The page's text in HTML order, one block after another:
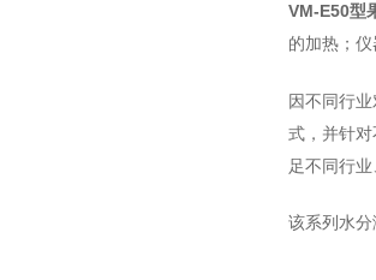
VM-E50型
的加热；
因不同行
式，并针
足不同行
该系列水